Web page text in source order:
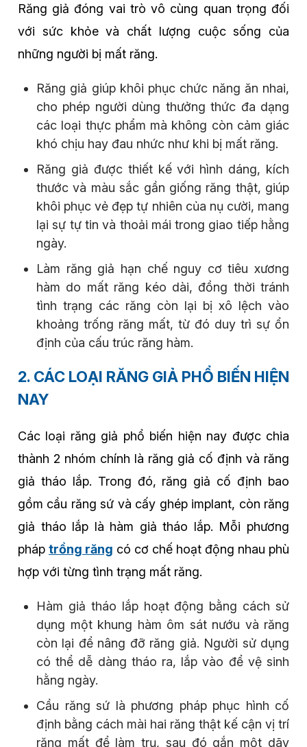
Răng giả đóng vai trò vô cùng quan trọng đối
với sức khỏe và chất lượng cuộc sống của
những người bị mất răng.
Răng giả giúp khôi phục chức năng ăn nhai,
cho phép người dùng thưởng thức đa dạng
các loại thực phẩm mà không còn cảm giác
khó chịu hay đau nhức như khi bị mất răng.
Răng giả được thiết kế với hình dáng, kích
thước và màu sắc gần giống răng thật, giúp
khôi phục vẻ đẹp tự nhiên của nụ cười, mang
lại sự tự tin và thoải mái trong giao tiếp hằng
ngày.
Làm răng giả hạn chế nguy cơ tiêu xương
hàm do mất răng kéo dài, đồng thời tránh
tình trạng các răng còn lại bị xô lệch vào
khoảng trống răng mất, từ đó duy trì sự ổn
định của cấu trúc răng hàm.
2. CÁC LOẠI RĂNG GIẢ PHỔ BIẾN HIỆN
NAY
Các loại răng giả phổ biến hiện nay được chia
thành 2 nhóm chính là răng giả cố định và răng
giả tháo lắp. Trong đó, răng giả cố định bao
gồm cầu răng sứ và cấy ghép implant, còn răng
giả tháo lắp là hàm giả tháo lắp. Mỗi phương
pháp trồng răng có cơ chế hoạt động nhau phù
hợp với từng tình trạng mất răng.
Hàm giả tháo lắp hoạt động bằng cách sử
dụng một khung hàm ôm sát nướu và răng
còn lại để nâng đỡ răng giả. Người sử dụng
có thể dễ dàng tháo ra, lắp vào để vệ sinh
hằng ngày.
Cầu răng sứ là phương pháp phục hình cố
định bằng cách mài hai răng thật kế cận vị trí
răng mất để làm trụ, sau đó gắn một dãy